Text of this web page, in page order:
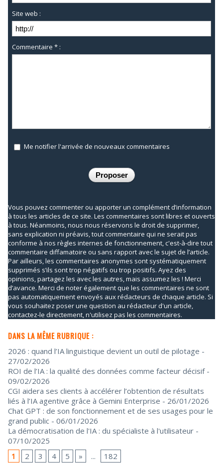
Site web :
Commentaire * :
Me notifier l'arrivée de nouveaux commentaires
Vous pouvez commenter ou apporter un complément d’information
à tous les articles de ce site. Les commentaires sont libres et ouverts
à tous. Néanmoins, nous nous réservons le droit de supprimer,
sans explication ni préavis, tout commentaire qui ne serait pas
conforme à nos règles internes de fonctionnement, c'est-à-dire tout
commentaire diffamatoire ou sans rapport avec le sujet de l’article.
Par ailleurs, les commentaires anonymes sont systématiquement
supprimés s’ils sont trop négatifs ou trop positifs. Ayez des
opinions, partagez les avec les autres, mais assumez les ! Merci
d’avance. Merci de noter également que les commentaires ne sont
pas automatiquement envoyés aux rédacteurs de chaque article. Si
vous souhaitez poser une question au rédacteur d'un article,
contactez-le directement, n'utilisez pas les commentaires.
DANS LA MÊME RUBRIQUE :
2026 : quand l’IA linguistique devient un outil de pilotage -
27/02/2026
ROI de l’IA : la qualité des données comme facteur décisif -
09/02/2026
CGI aidera ses clients à accélérer l’obtention de résultats
liés à l’IA agentive grâce à Gemini Enterprise - 26/01/2026
Chat GPT : de son fonctionnement et de ses usages pour le
grand public - 06/01/2026
La démocratisation de l'IA : du spécialiste à l'utilisateur -
07/10/2025
1
2 3 4 5 » ... 182